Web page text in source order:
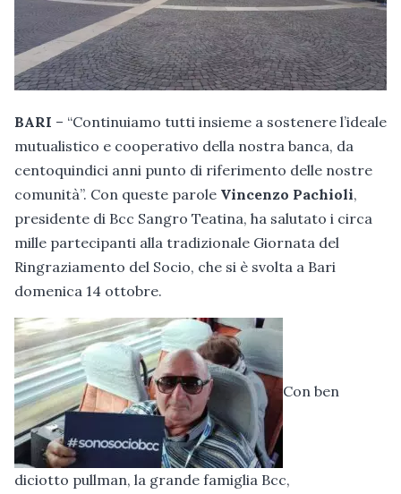
BARI – “Continuiamo tutti insieme a sostenere l’ideale
mutualistico e cooperativo della nostra banca, da
centoquindici anni punto di riferimento delle nostre
comunità”. Con queste parole Vincenzo Pachioli,
presidente di Bcc Sangro Teatina, ha salutato i circa
mille partecipanti alla tradizionale Giornata del
Ringraziamento del Socio, che si è svolta a Bari
domenica 14 ottobre.
Con ben
diciotto pullman, la grande famiglia Bcc,